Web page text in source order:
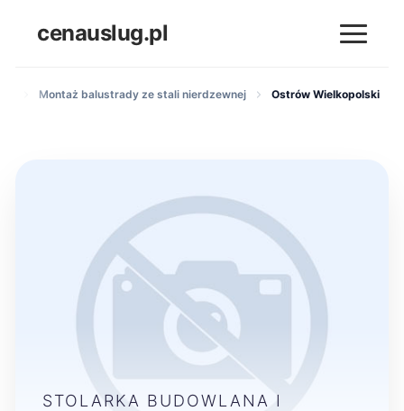
cenauslug.pl
Montaż balustrady ze stali nierdzewnej Ostrów Wielkopolski
STOLARKA BUDOWLANA I